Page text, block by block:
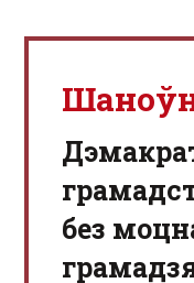
без